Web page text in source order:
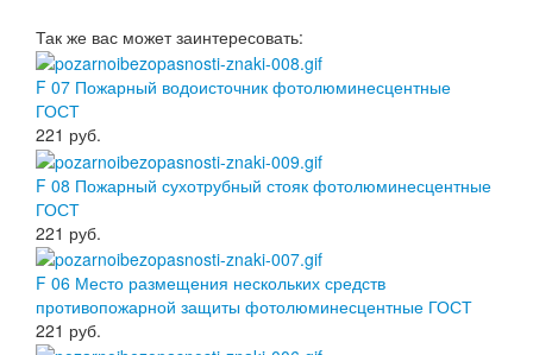
Так же вас может заинтересовать:
F 07 Пожарный водоисточник фотолюминесцентные
ГОСТ
221 руб.
F 08 Пожарный сухотрубный стояк фотолюминесцентные
ГОСТ
221 руб.
F 06 Место размещения нескольких средств
противопожарной защиты фотолюминесцентные ГОСТ
221 руб.